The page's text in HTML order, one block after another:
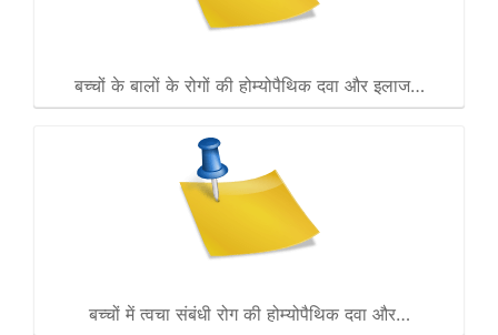
बच्चों के बालों के रोगों की होम्योपैथिक दवा और इलाज…
बच्चों में त्वचा संबंधी रोग की होम्योपैथिक दवा और…